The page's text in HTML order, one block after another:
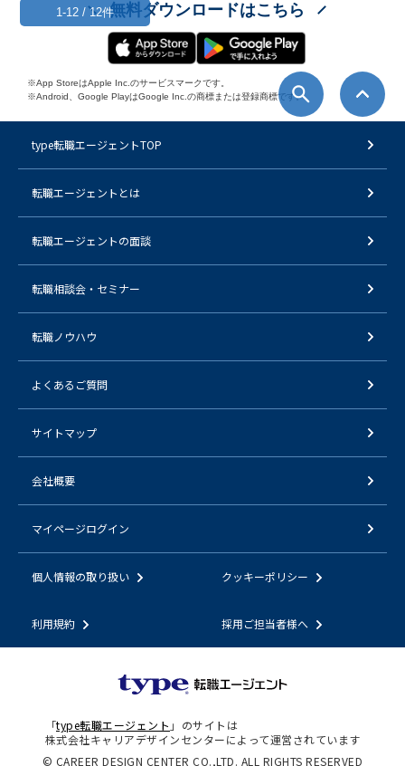
1-12 / 12件無料ダウンロードはこちら
※App StoreはApple Inc.のサービスマークです。
※Android、Google PlayはGoogle Inc.の商標または登録商標です。
type転職エージェントTOP
転職エージェントとは
転職エージェントの面談
転職相談会・セミナー
転職ノウハウ
よくあるご質問
サイトマップ
会社概要
マイページログイン
個人情報の取り扱い クッキーポリシー
利用規約 採用ご担当者様へ
「type転職エージェント 」のサイトは
株式会社キャリアデザインセンターによって運営されています
© CAREER DESIGN CENTER CO.,LTD. ALL RIGHTS RESERVED